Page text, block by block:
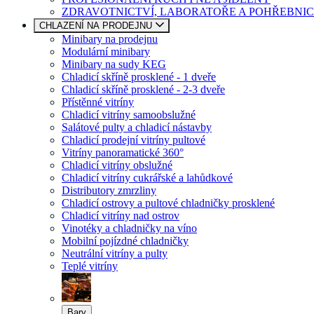
ZDRAVOTNICTVÍ, LABORATOŘE A
CHLAZENÍ NA PRODEJNU
Minibary na prodejnu
Modulární minibary
Minibary na sudy KEG
Chladicí skříně prosklené - 1 dveře
Chladicí skříně prosklené - 2-3 dveře
Přístěnné vitríny
Chladicí vitríny samoobslužné
Salátové pulty a chladicí nástavby
Chladicí prodejní vitríny pultové
Vitríny panoramatické 360°
Chladicí vitríny obslužné
Chladicí vitríny cukrářské a lahůdkové
Distributory zmrzliny
Chladicí ostrovy a pultové chladničky prosklené
Chladicí vitríny nad ostrov
Vinotéky a chladničky na víno
Mobilní pojízdné chladničky
Neutrální vitríny a pulty
Teplé vitríny